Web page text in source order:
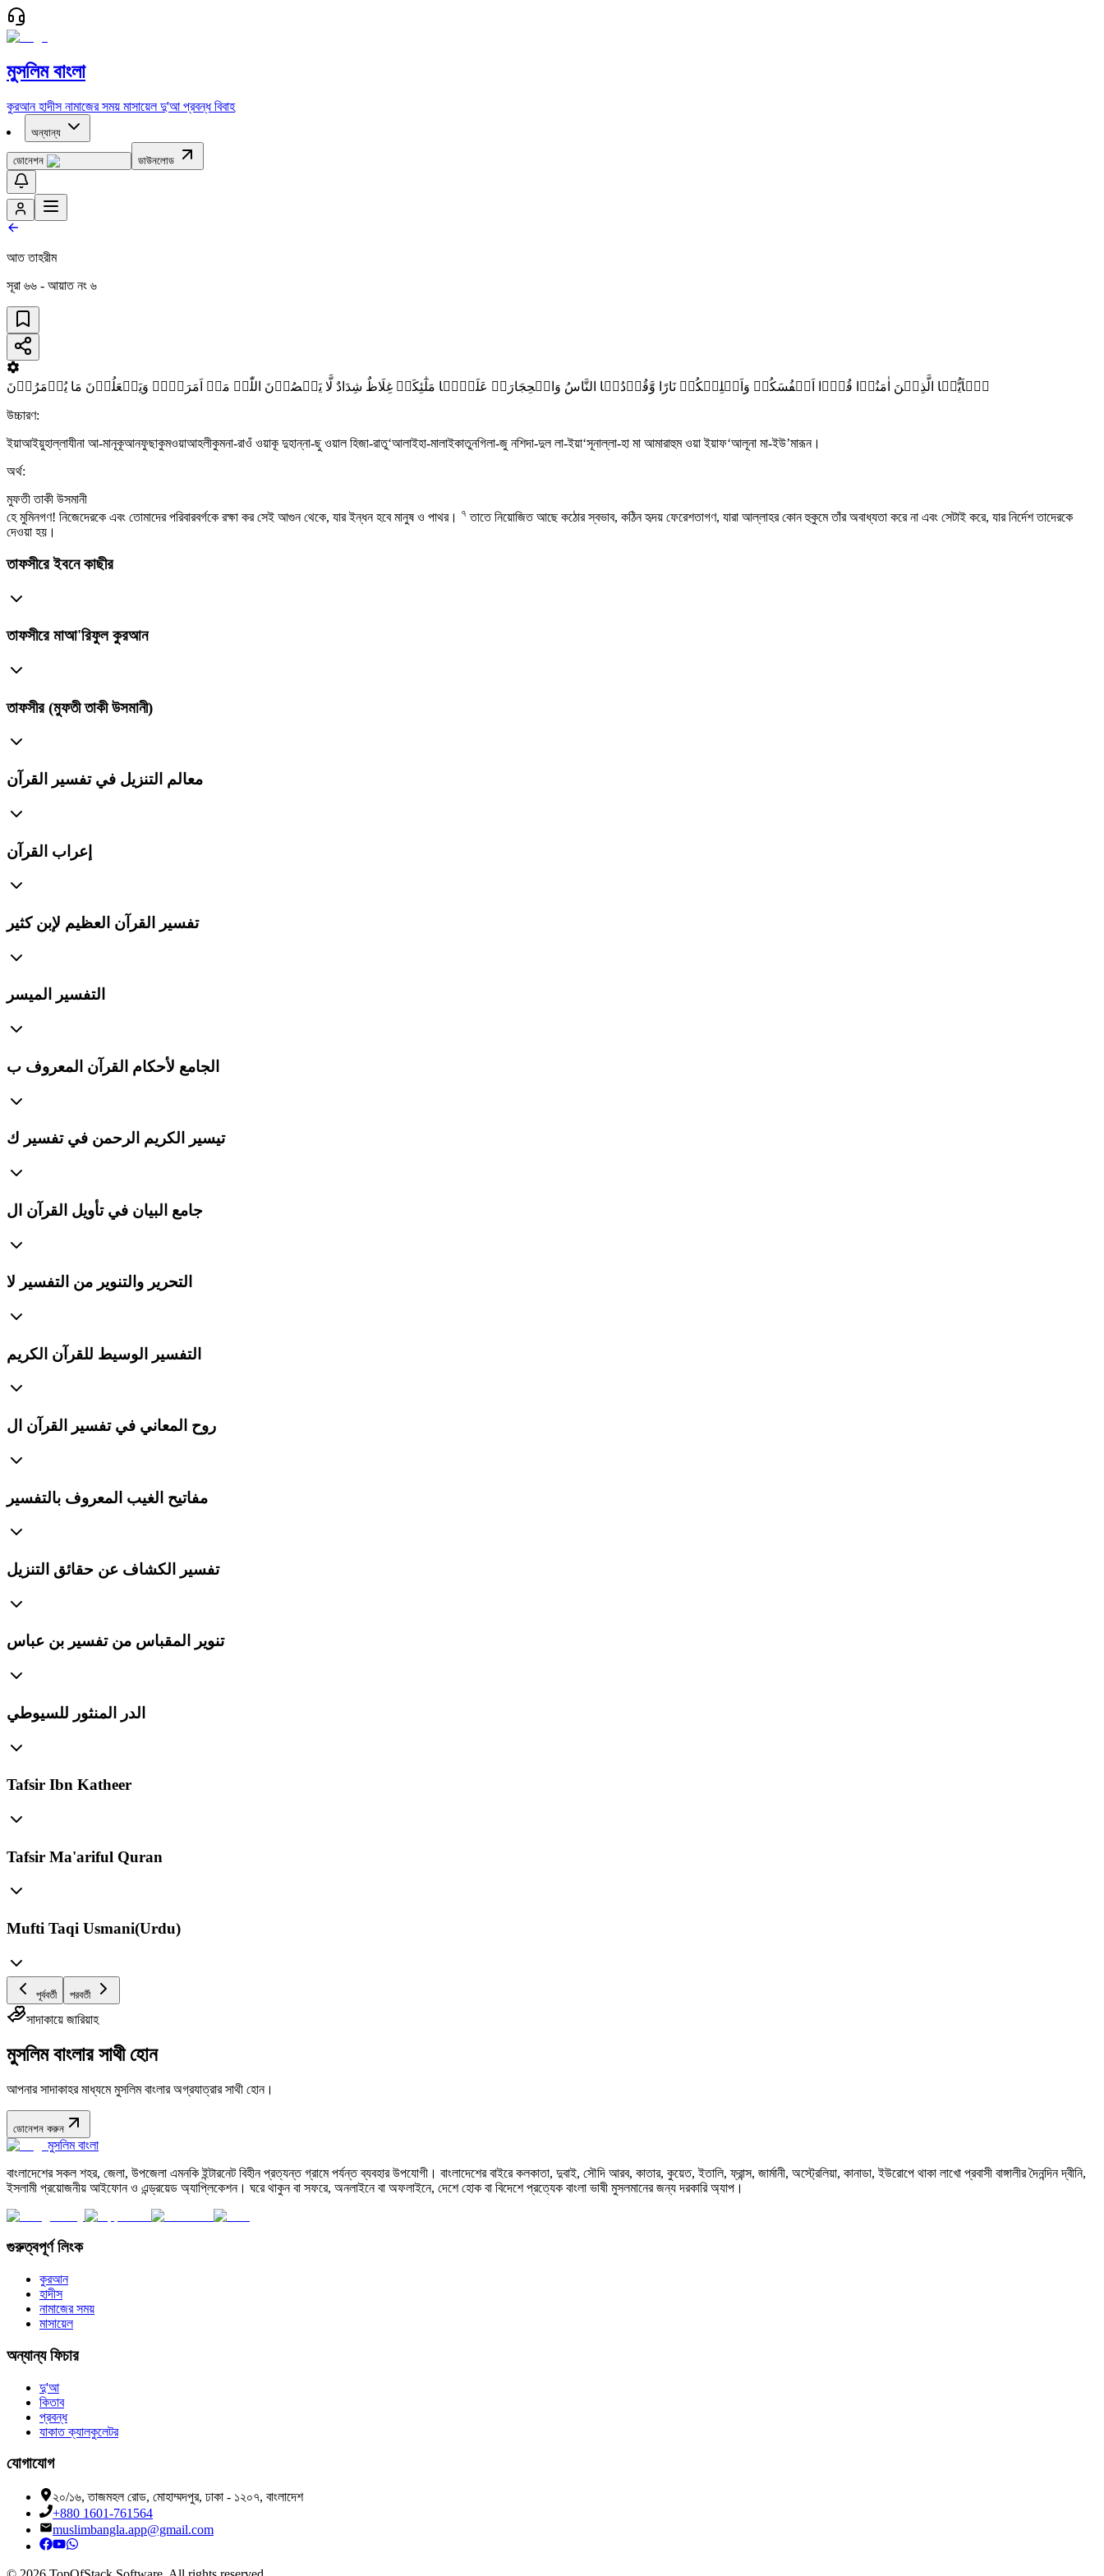
মুসলিম বাংলা
কুরআন হাদীস নামাজের সময় মাসায়েল দু'আ প্রবন্ধ বিবাহ
অন্যান্য
ডোনেশন ডাউনলোড
আত তাহরীম
সূরা ৬৬ - আয়াত নং ৬
یٰۤاَیُّہَا الَّذِیۡنَ اٰمَنُوۡا قُوۡۤا اَنۡفُسَکُمۡ وَاَہۡلِیۡکُمۡ نَارًا وَّقُوۡدُہَا النَّاسُ وَالۡحِجَارَۃُ عَلَیۡہَا مَلٰٓئِکَۃٌ غِلَاظٌ شِدَادٌ لَّا یَعۡصُوۡنَ اللّٰہَ مَاۤ اَمَرَہُمۡ وَیَفۡعَلُوۡنَ مَا یُؤۡمَرُوۡنَ
উচ্চারণ:
ইয়াআইয়ুহাল্লাযীনা আ-মানূকূআনফুছাকুমওয়াআহলীকুমনা-রাওঁ ওয়াকূ দুহান্না-ছু ওয়াল হিজা-রাতু‘আলাইহা-মালাইকাতুনগিলা-জু নশিদা-দুল লা-ইয়া‘সূনাল্লা-হা মা আমারাহুম ওয়া ইয়াফ‘আলূনা মা-ইউ’মারূন।
অর্থ:
মুফতী তাকী উসমানী
হে মুমিনগণ! নিজেদেরকে এবং তোমাদের পরিবারবর্গকে রক্ষা কর সেই আগুন থেকে, যার ইন্ধন হবে মানুষ ও পাথর। ৭ তাতে নিয়োজিত আছে কঠোর স্বভাব, কঠিন হৃদয় ফেরেশতাগণ, যারা আল্লাহর কোন হুকুমে তাঁর অবাধ্যতা করে না এবং সেটাই করে, যার নির্দেশ তাদেরকে
দেওয়া হয়।
তাফসীরে ইবনে কাছীর
তাফসীরে মাআ'রিফুল কুরআন
তাফসীর (মুফতী তাকী উসমানী)
معالم التنزيل في تفسير القرآن
إعراب القرآن
تفسير القرآن العظيم لإبن كثير
التفسير الميسر
الجامع لأحكام القرآن المعروف ب
تيسير الكريم الرحمن في تفسير ك
جامع البيان في تأويل القرآن ال
التحرير والتنوير من التفسير لا
التفسير الوسيط للقرآن الكريم
روح المعاني في تفسير القرآن ال
مفاتيح الغيب المعروف بالتفسير
تفسير الكشاف عن حقائق التنزيل
تنوير المقباس من تفسير بن عباس
الدر المنثور للسيوطي
Tafsir Ibn Katheer
Tafsir Ma'ariful Quran
Mufti Taqi Usmani(Urdu)
পূর্ববর্তী পরবর্তী
সাদাকায়ে জারিয়াহ
মুসলিম বাংলার সাথী হোন
আপনার সাদাকাহর মাধ্যমে মুসলিম বাংলার অগ্রযাত্রার সাথী হোন।
ডোনেশন করুন
মুসলিম বাংলা
বাংলাদেশের সকল শহর, জেলা, উপজেলা এমনকি ইন্টারনেট বিহীন প্রত্যন্ত গ্রামে পর্যন্ত ব্যবহার উপযোগী। বাংলাদেশের বাইরে কলকাতা, দুবাই, সৌদি আরব, কাতার, কুয়েত, ইতালি, ফ্রান্স, জার্মানী, অস্ট্রেলিয়া, কানাডা, ইউরোপে থাকা লাখো প্রবাসী বাঙ্গালীর দৈনন্দিন দ্বীনি,
ইসলামী প্রয়োজনীয় আইফোন ও এন্ড্রয়েড অ্যাপ্লিকেশন। ঘরে থাকুন বা সফরে, অনলাইনে বা অফলাইনে, দেশে হোক বা বিদেশে প্রত্যেক বাংলা ভাষী মুসলমানের জন্য দরকারি অ্যাপ।
গুরুত্বপূর্ণ লিংক
কুরআন
হাদীস
নামাজের সময়
মাসায়েল
অন্যান্য ফিচার
দু'আ
কিতাব
প্রবন্ধ
যাকাত ক্যালকুলেটর
যোগাযোগ
২০/১৬, তাজমহল রোড, মোহাম্মদপুর, ঢাকা - ১২০৭, বাংলাদেশ
+880 1601-761564
muslimbangla.app@gmail.com